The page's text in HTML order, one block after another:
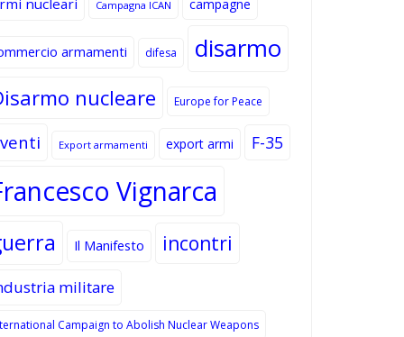
Campagna ICAN campagne
armamenti difesa disarmo
nucleare Europe for Peace
Export armamenti export armi F-35
Vignarca
Il Manifesto incontri
militare
Campaign to Abolish Nuclear Weapons